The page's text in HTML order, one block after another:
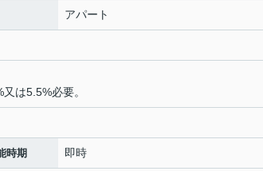
アパート
は5.5%必要。
時期 即時